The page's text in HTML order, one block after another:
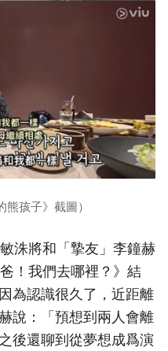
熊孩子》截圖）
洙將和「摯友」李鐘赫
！我們去哪裡？》結
為認識很久了，近距離
說：「預想到兩人會離
後還聊到從夢想成爲演